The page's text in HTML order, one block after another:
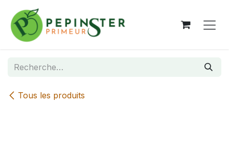
Se rendre au contenu
Tous les produits